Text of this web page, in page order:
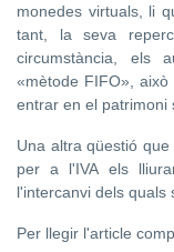
monedes virtuals, li
tant, la seva
circumstància, els
«mètode FIFO»,
entrar en el patrimoni
Una altra qüestió
per a l'IVA els
l'intercanvi dels quals
Per llegir l'article